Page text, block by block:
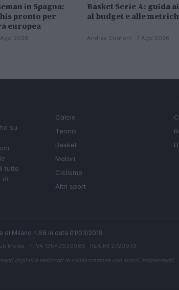
in Spagna:
pronto per
europea
Ago 2026
Basket Serie A: guida
al budget e alle
Andrea Conforti · 7 Ago 2026
su
tutte
di
Calcio
Tennis
Basket
Motori
Ciclismo
Altri sport
Milano n.68 in data 01/03/2018
Media · P.IVA 13542920965 · REA MI 2729933
digitali e realizzati in collaborazione con autori indipendenti.